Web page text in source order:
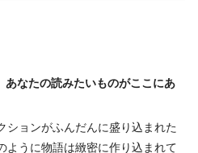
なたの読みたいものがここにあ
ションがふんだんに盛り込まれた
ように物語は緻密に作り込まれて